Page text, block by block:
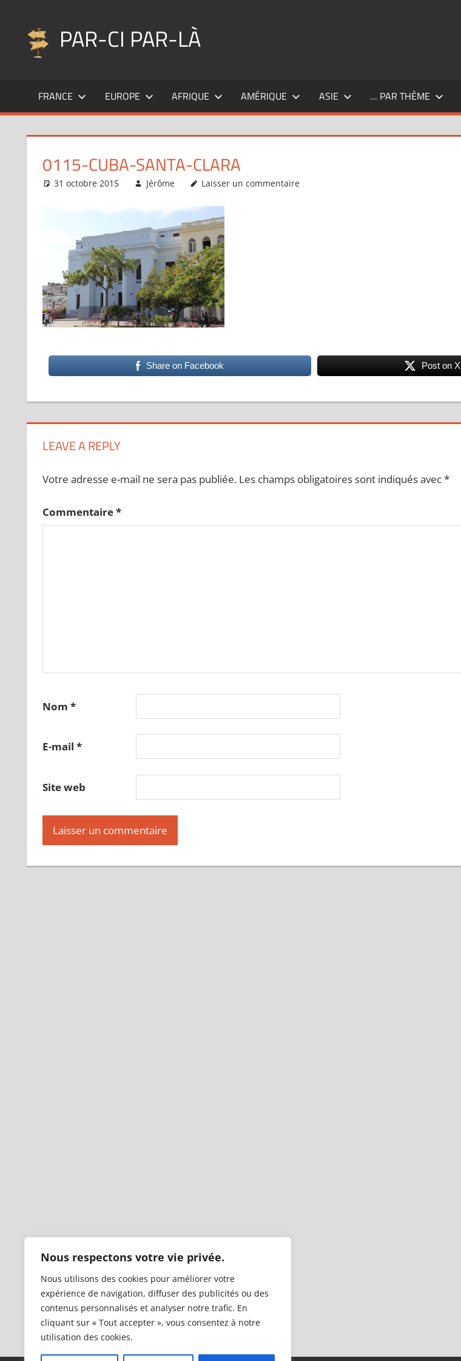
Nous respectons votre vie privée.
Nous utilisons des cookies pour améliorer votre
expérience de navigation, diffuser des publicités ou des
contenus personnalisés et analyser notre trafic. En
cliquant sur « Tout accepter », vous consentez à notre
utilisation des cookies.
contenu
PAR-CI PAR-LÀ
fil
pérégrinations
FRANCE EUROPE AFRIQUE AMÉRIQUE ASIE … PAR THÈME
0115-CUBA-SANTA-CLARA
31 octobre 2015 Jérôme Laisser un commentaire
Share on Facebook Post on X
LEAVE A REPLY
Votre adresse e-mail ne sera pas publiée. Les champs obligatoires sont indiqués avec*
Commentaire*
Nom *
E-mail *
Site web